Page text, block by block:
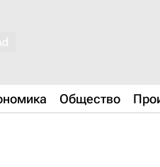
Общество